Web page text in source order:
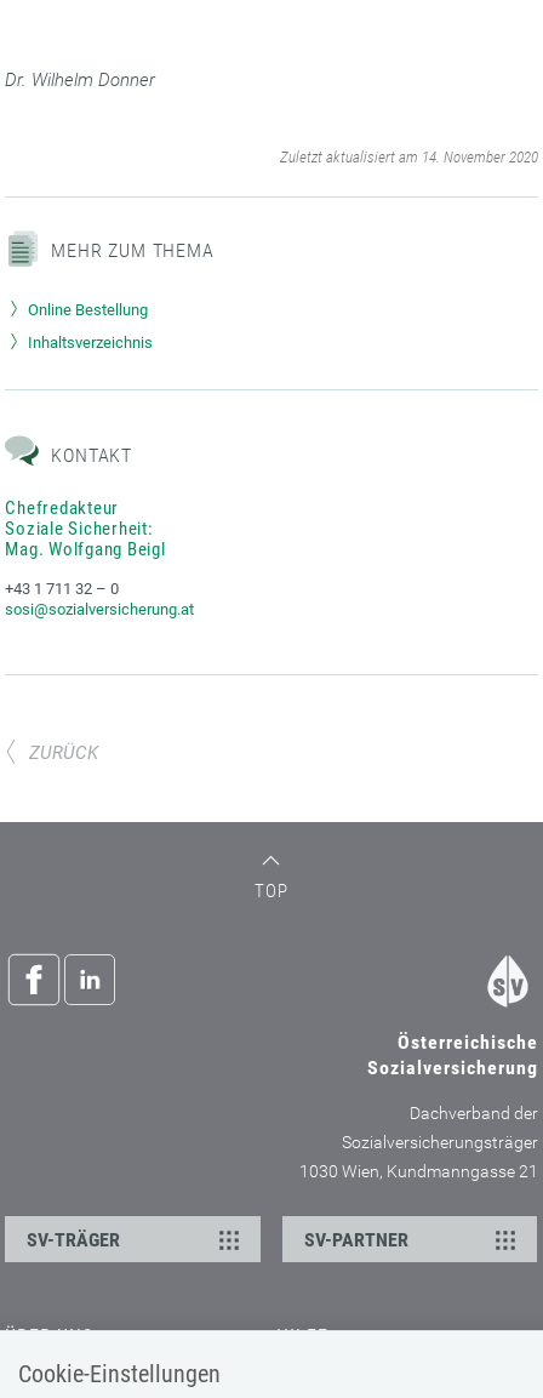
Cookie-Einstellungen
Dr. Wilhelm Donner
Zuletzt aktualisiert am 14. November 2020
MEHR ZUM THEMA
Online Bestellung
Inhaltsverzeichnis
KONTAKT
Chefredakteur
Soziale Sicherheit:
Mag. Wolfgang Beigl
+43 1 711 32 – 0
sosi@sozialversicherung.at
ZURÜCK
TOP
Österreichische
Sozialversicherung
Dachverband der
Sozialversicherungsträger
1030 Wien, Kundmanngasse 21
SV-TRÄGER SV-PARTNER
ÜBER UNS
Kontakt
HILFE